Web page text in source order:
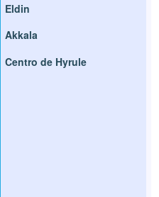
Eldin
Akkala
Centro de Hyrule